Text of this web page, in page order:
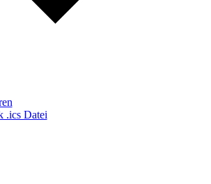
.ics Datei